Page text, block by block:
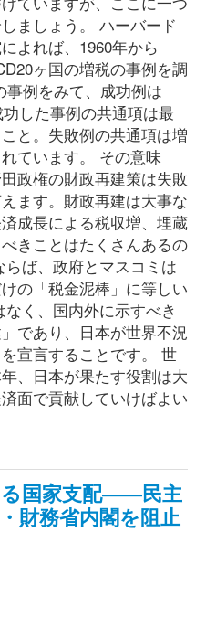
ましょう。 ハーバード
よれば、1960年から
ヶ国の増税の事例を調
例をみて、成功例は
した事例の共通項は最
と。失敗例の共通項は増
ています。 その意味
政権の財政再建策は失敗
ます。財政再建は大事な
成長による税収増、埋蔵
きことはたくさんあるの
ば、政府とマスコミは
の「税金泥棒」に等しい
く、国内外に示すべき
であり、日本が世界不況
宣言することです。 世
、日本が果たす役割は大
面で貢献していけばよい
国家支配――民主
財務省内閣を阻止